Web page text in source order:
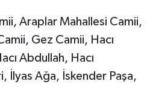
Araplar Mahallesi Camii,
Gez Camii, Hacı
Abdullah, Hacı
İlyas Ağa, İskender Paşa,